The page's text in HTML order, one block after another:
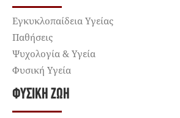
Εγκυκλοπαίδεια Υγείας
Παθήσεις
Ψυχολογία & Υγεία
Φυσική Υγεία
ΦΥΣΙΚΉ ΖΩΉ